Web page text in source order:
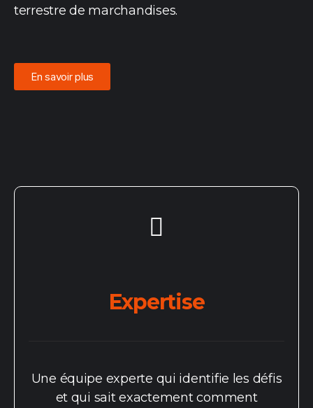
terrestre de marchandises.
En savoir plus
Expertise
Une équipe experte qui identifie les défis
et qui sait exactement comment